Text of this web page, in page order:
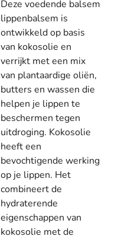
Deze voedende balsem
lippenbalsem is
ontwikkeld op basis
van kokosolie en
verrijkt met een mix
van plantaardige oliën,
butters en wassen die
helpen je lippen te
beschermen tegen
uitdroging. Kokosolie
heeft een
bevochtigende werking
op je lippen. Het
combineert de
hydraterende
eigenschappen van
kokosolie met de